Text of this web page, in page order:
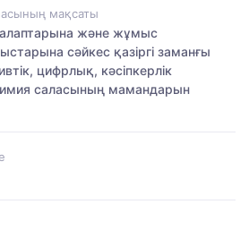
мақсаты
және жұмыс
сәйкес қазіргі заманғы
цифрлық, кәсіпкерлік
саласының мамандарын